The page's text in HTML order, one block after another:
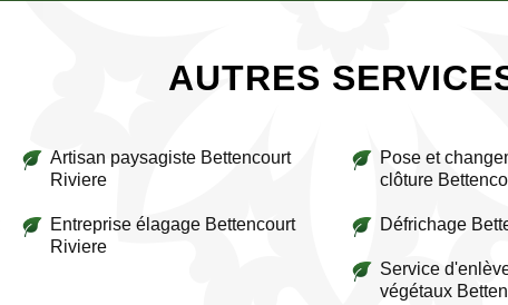
AUTRES
Artisan paysagiste Bettencourt
Riviere
Entreprise élagage Bettencourt
Riviere
Pose et
clôture
Défrichage
Service
végétaux